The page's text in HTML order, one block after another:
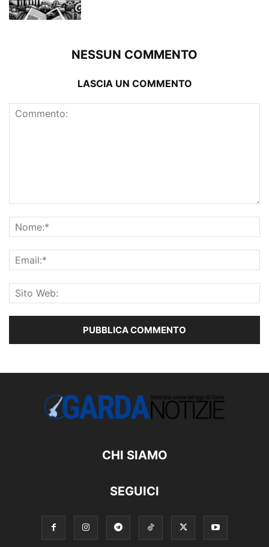
NESSUN COMMENTO
LASCIA UN COMMENTO
CHI SIAMO
SEGUICI